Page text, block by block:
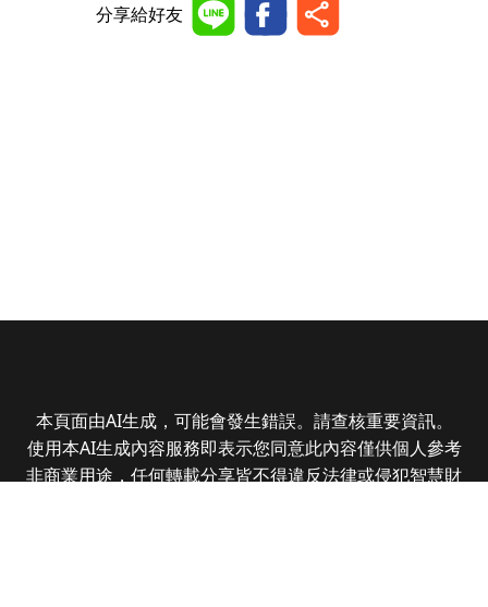
分享給好友
本頁面由AI生成，可能會發生錯誤。請查核重要資訊。
使用本AI生成內容服務即表示您同意此內容僅供個人參考
非商業用途，任何轉載分享皆不得違反法律或侵犯智慧財